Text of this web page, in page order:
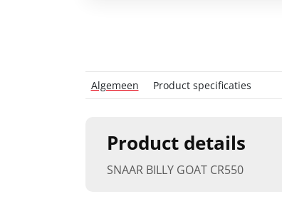
Product details
SNAAR BILLY GOAT CR550
Algemeen Product specificaties